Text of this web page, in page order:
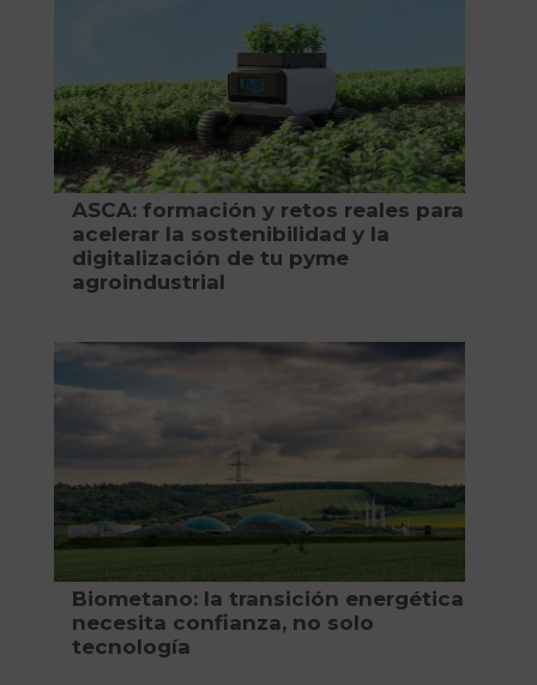
ASCA: formación y retos reales para
acelerar la sostenibilidad y la
digitalización de tu pyme
agroindustrial
Biometano: la transición energética
necesita confianza, no solo
tecnología